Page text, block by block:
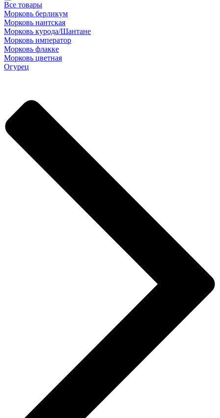
Все товары
Морковь берликум
Морковь нантская
Морковь курода/Шантане
Морковь император
Морковь флакке
Морковь цветная
Огурец